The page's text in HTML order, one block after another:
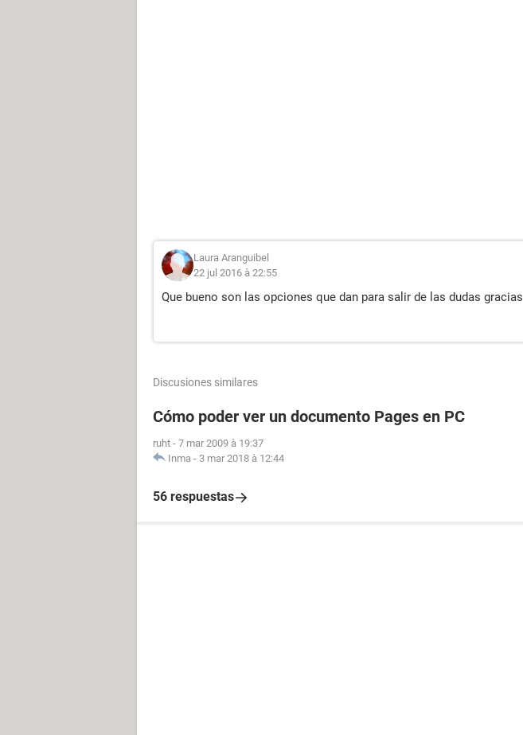
Laura Aranguibel
22 jul 2016 à 22:55
Que bueno son las opciones que dan para salir de las dudas gracias
Discusiones similares
Cómo poder ver un documento Pages en PC
ruht - 7 mar 2009 à 19:37
Inma - 3 mar 2018 à 12:44
56 respuestas